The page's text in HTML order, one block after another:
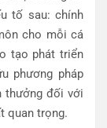
tố sau: chính
cho mỗi cá
tạo phát triển
phương pháp
thưởng đối với
quan trọng.